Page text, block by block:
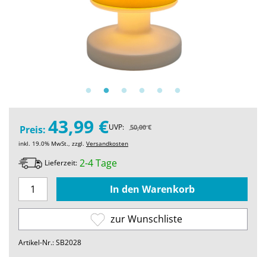
Preis: 43,99 €UVP: 50,00 €
inkl. 19.0% MwSt., zzgl. Versandkosten
Lieferzeit: 2-4 Tage
zur Wunschliste
Artikel-Nr.: SB2028